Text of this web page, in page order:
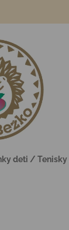
deti / Tenisky